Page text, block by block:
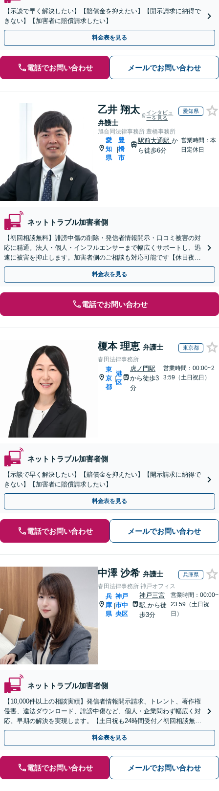
【示談で早く解決したい】【賠償金を抑えたい】【開示請求に納得で
きない】【加害者に賠償請求したい】
料金表を見る
電話でお問い合わせ メールでお問い合わせ
乙井 翔太
弁護士
インタビュ
ーを見る
愛知県
旭合同法律事務所 豊橋事務所
愛
知
県
|
豊
橋
市
駅前大通駅 か
ら徒歩6分
営業時間：本
日定休日
ネットトラブル加害者側
【初回相談無料】誹謗中傷の削除・発信者情報開示・口コミ被害の対
応に精通。法人・個人・インフルエンサーまで幅広くサポートし、迅
速に被害を抑止します。加害者側のご相談も対応可能です【休日夜間
OK】【豊橋駅10分】
料金表を見る
電話でお問い合わせ
榎本 理恵 弁護士 東京都
春田法律事務所
東
京
都
|
港
区
虎ノ門駅
から徒歩3
分
営業時間：00:00~2
3:59（土日祝日）
ネットトラブル加害者側
【示談で早く解決したい】【賠償金を抑えたい】【開示請求に納得で
きない】【加害者に賠償請求したい】
料金表を見る
電話でお問い合わせ メールでお問い合わせ
中澤 沙希 弁護士 兵庫県
春田法律事務所 神戸オフィス
兵
庫
県
|
神戸
市中
央区
神戸三宮
駅から徒
歩3分
営業時間：00:00~
23:59（土日祝
日）
ネットトラブル加害者側
【10,000件以上の相談実績】発信者情報開示請求、トレント、著作権
侵害、違法ダウンロード、誹謗中傷など、個人・企業問わず幅広く対
応。早期の解決を実現します。【土日祝も24時間受付／初回相談無
料】
料金表を見る
電話でお問い合わせ メールでお問い合わせ